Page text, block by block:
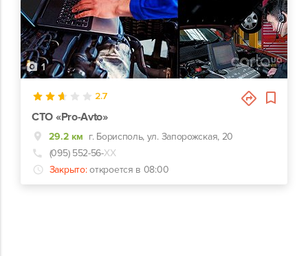
1
2.7
СТО «Pro-Avto»
29.2 км г. Борисполь, ул. Запорожская, 20
(095) 552-56-ХХ
Закрыто: откроется в 08:00